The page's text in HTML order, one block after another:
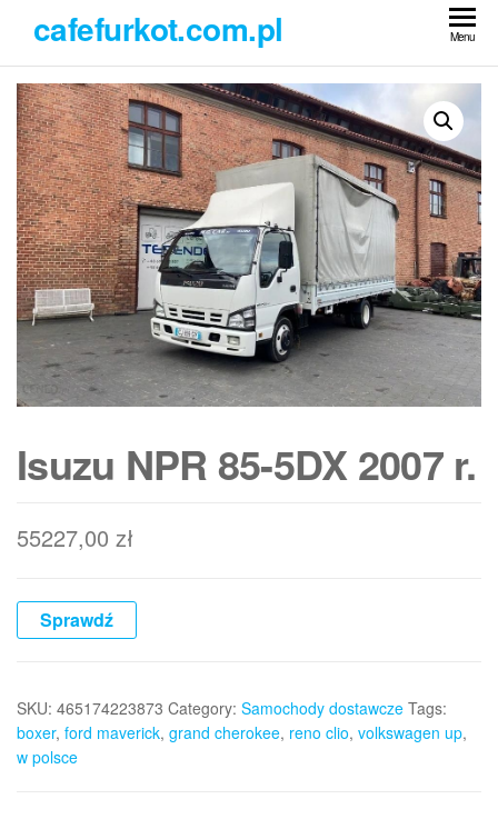
treści
cafefurkot.com.pl Menu
Isuzu NPR 85-5DX 2007 r.
55227,00 zł
Sprawdź
SKU: 465174223873 Category: Samochody dostawcze Tags:
boxer, ford maverick, grand cherokee, reno clio, volkswagen up,
w polsce